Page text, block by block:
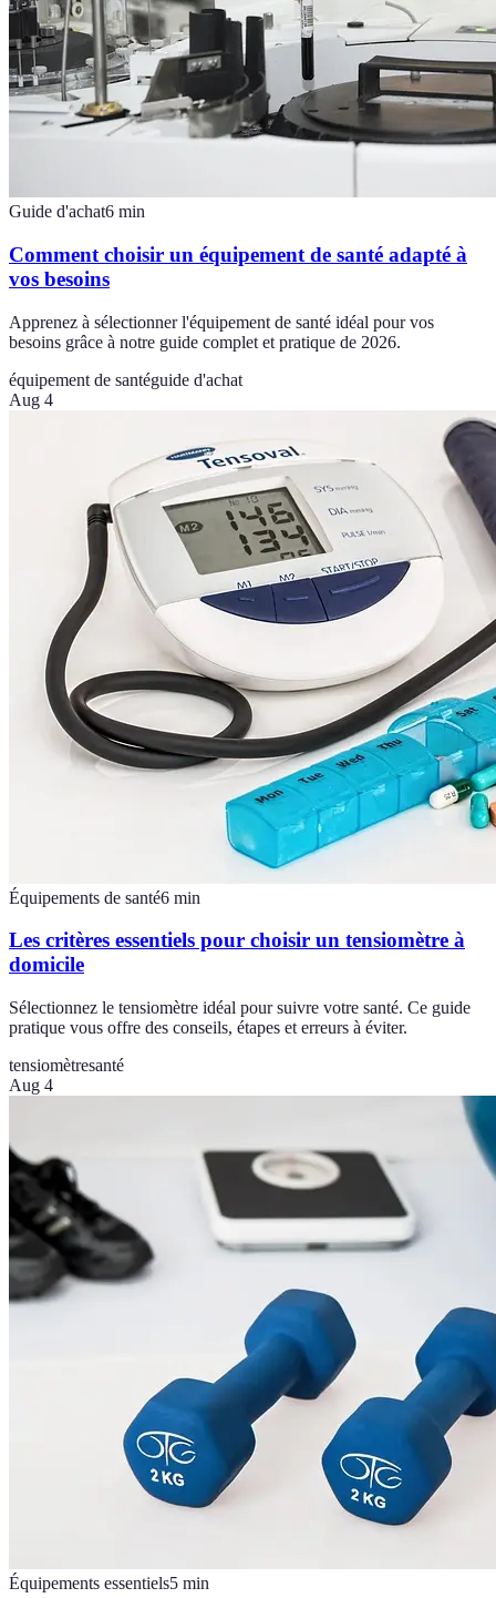
Guide d'achat6 min
Comment choisir un équipement de santé adapté à
vos besoins
Apprenez à sélectionner l'équipement de santé idéal pour vos
besoins grâce à notre guide complet et pratique de 2026.
équipement de santéguide d'achat
Aug 4
Équipements de santé6 min
Les critères essentiels pour choisir un tensiomètre à
domicile
Sélectionnez le tensiomètre idéal pour suivre votre santé. Ce guide
pratique vous offre des conseils, étapes et erreurs à éviter.
tensiomètresanté
Aug 4
Équipements essentiels5 min